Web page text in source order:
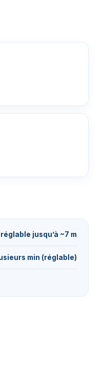
réglable jusqu’à ~7 m
min (réglable)